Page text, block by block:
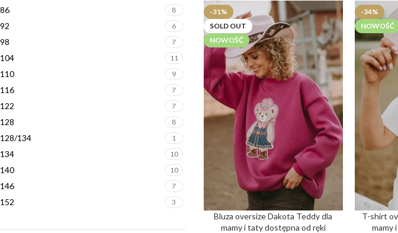
86 8
92 6
98 7
104 11
110 9
116 7
122 7
128 8
128/134 1
134 10
140 10
146 7
152 3
-31%
SOLD OUT
NOWOŚĆ
Bluza oversize Dakota Teddy dla
mamy i taty dostępna od ręki
-34%
NOWOŚĆ
T-shirt
mamy